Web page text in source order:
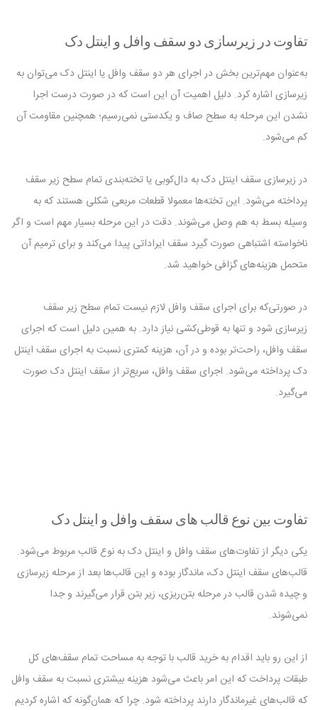
تفاوت در زیرسازی دو سقف وافل و اینتل دک
به‌عنوان مهم‌ترین بخش در اجرای هر دو سقف وافل یا اینتل دک می‌توان به
زیرسازی اشاره کرد. دلیل اهمیت آن این است که در صورت درست اجرا
نشدن این مرحله به سطح صاف و یکدستی نمی‌رسیم؛ همچنین مقاومت آن
کم می‌شود.
در زیرسازی سقف اینتل دک به دال‌کوبی یا تخته‌بندی تمام سطح زیر سقف
پرداخته می‌شود. این تخته‌ها معمولا قطعات مربعی شکلی هستند که به
وسیله بسط به هم وصل می‌شوند. دقت در این مرحله بسیار مهم است و اگر
ناخواسته اشتباهی صورت گیرد سقف ایراداتی پیدا می‌کند و برای ترمیم آن
متحمل هزینه‌های گزافی خواهید شد.
در صورتی‌که برای اجرای سقف وافل لازم نیست تمام سطح زیر سقف
زیرسازی شود و تنها به قوطی‌کشی نیاز دارد. به همین دلیل است که اجرای
سقف وافل، راحت‌تر بوده و در آن، هزینه کمتری نسبت به اجرای سقف اینتل
دک پرداخته می‌شود. اجرای سقف وافل، سریع‌تر از سقف اینتل دک صورت
می‌گیرد.
تفاوت بین نوع قالب های سقف وافل و اینتل دک
یکی دیگر از تفاوت‌های سقف وافل و اینتل دک به نوع قالب مربوط می‌شود.
قالب‌های سقف اینتل دک، ماندگار بوده و این قالب‌ها بعد از مرحله زیرسازی
و چیده شدن قالب در مرحله بتن‌ریزی، زیر بتن قرار می‌گیرند و جدا
نمی‌شوند.
از این رو باید اقدام به خرید قالب با توجه به مساحت تمام سقف‌های کل
طبقات پرداخت که این امر باعث می‌شود هزینه بیشتری نسبت به سقف وافل
که قالب‌های غیرماندگار دارند پرداخته شود. چرا که همان‌گونه که اشاره کردیم